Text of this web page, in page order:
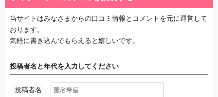
一番困ったのが、一度仕事申し込むとキャンセルできないん
ですよここ。一度だけインフルエンザで寝込んだときに連絡
したら、すごい嫌そうな声で仕方ないね、って休ませてもら
たまにバイトにドタキャンされたって愚痴っている社員もい
ます。スケジュール決まりにくい人はやめたほうがいいと思
いますよ。
当サイトはみなさまからの口コミ情報とコメントを元に運営して
おります。
気軽に書き込んでもらえると嬉しいです。
投稿者名と年代を入力してください
投稿者名: